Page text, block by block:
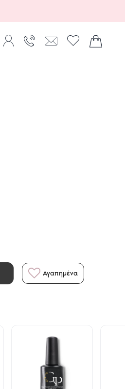
Αγαπημένα